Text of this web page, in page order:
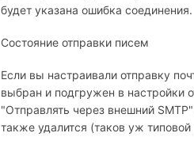
будет указана ошибка соединения.
Состояние отправки писем
Если вы настраивали отправку
выбран и подгружен в настройки
"Отправлять через внешний
также удалится (таков уж